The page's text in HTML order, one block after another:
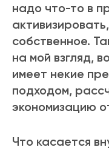
надо что-то в
собственное.
на мой взгляд,
имеет некие
подходом,
экономизацию
Что касается